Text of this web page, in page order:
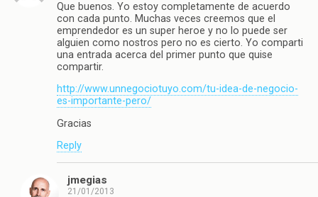
Que buenos. Yo estoy completamente de acuerdo
con cada punto. Muchas veces creemos que el
emprendedor es un super heroe y no lo puede ser
alguien como nostros pero no es cierto. Yo comparti
una entrada acerca del primer punto que quise
compartir.
http://www.unnegociotuyo.com/tu-idea-de-negocio-
es-importante-pero/
Gracias
Reply
jmegias
21/01/2013